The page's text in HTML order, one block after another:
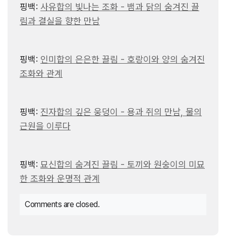
핑백: 사유합의 빛나는 조화 - 뱀과 닭의 숨겨진 끌
림과 결실을 향한 만남
핑백: 인미합의 은은한 끌림 - 호랑이와 양의 숨겨진
조화와 관계
핑백: 진자합의 깊은 웅덩이 - 용과 쥐의 만남, 물의
근원을 이루다
핑백: 묘신합의 숨겨진 끌림 - 토끼와 원숭이의 미묘
한 조화와 운명적 관계
Comments are closed.